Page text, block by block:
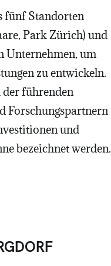
fünf Standorten
Park Zürich) und
Unternehmen, um
zu entwickeln.
der führenden
Forschungspartnern
und
bezeichnet werden.